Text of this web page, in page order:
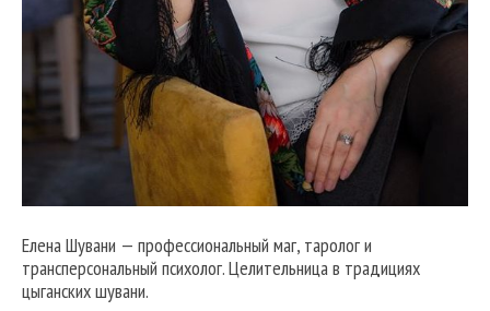
Елена Шувани — профессиональный маг, таролог и
трансперсональный психолог. Целительница в традициях
цыганских шувани.